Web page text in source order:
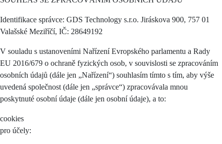
Identifikace správce: GDS Technology s.r.o. Jiráskova 900, 757 01
Valašské Meziříčí, IČ: 28649192
V souladu s ustanoveními Nařízení Evropského parlamentu a Rady
EU 2016/679 o ochraně fyzických osob, v souvislosti se zpracováním
osobních údajů (dále jen „Nařízení“) souhlasím tímto s tím, aby výše
uvedená společnost (dále jen „správce“) zpracovávala mnou
poskytnuté osobní údaje (dále jen osobní údaje), a to:
cookies
pro účely: